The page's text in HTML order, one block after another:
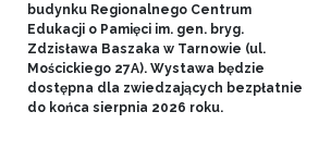
budynku Regionalnego Centrum
Edukacji o Pamięci im. gen. bryg.
Zdzisława Baszaka w Tarnowie (ul.
Mościckiego 27A). Wystawa będzie
dostępna dla zwiedzających bezpłatnie
do końca sierpnia 2026 roku.